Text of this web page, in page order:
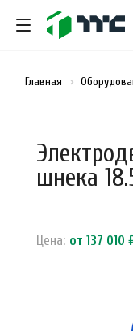
Главная
шнека
Цена: от 137 010